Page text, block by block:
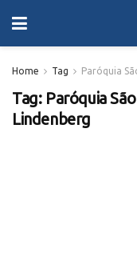
Home Tag Paróquia
Tag: Paróquia
Lindenberg